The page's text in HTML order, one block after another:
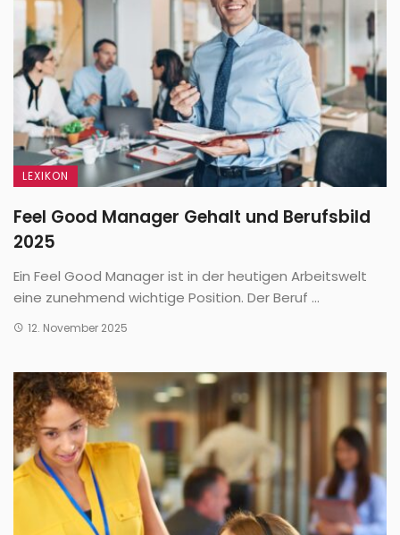
LEXIKON
Feel Good Manager Gehalt und Berufsbild
2025
Ein Feel Good Manager ist in der heutigen Arbeitswelt
eine zunehmend wichtige Position. Der Beruf ...
12. November 2025